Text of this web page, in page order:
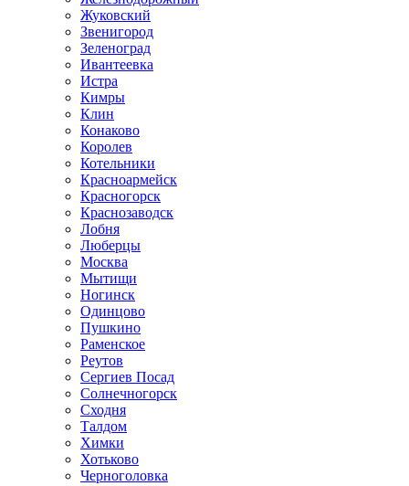
Жуковский
Звенигород
Зеленоград
Ивантеевка
Истра
Кимры
Клин
Конаково
Королев
Котельники
Красноармейск
Красногорск
Краснозаводск
Лобня
Люберцы
Москва
Мытищи
Ногинск
Одинцово
Пушкино
Раменское
Реутов
Сергиев Посад
Солнечногорск
Сходня
Талдом
Химки
Хотьково
Черноголовка